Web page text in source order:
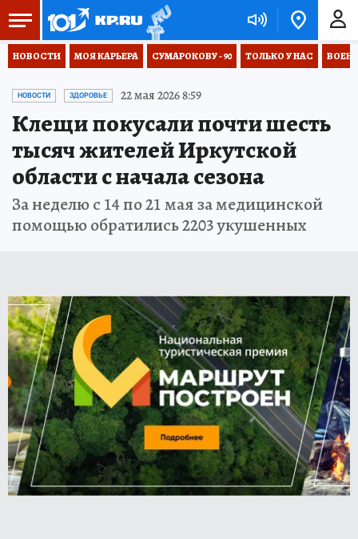
НОВОСТИ МОЯ КАРЬЕРА СУМАРОКОВУ - 90 ТОЛЬКО У НАС
НОВОСТИ ЗДОРОВЬЕ 22 мая 2026 8:59
Клещи покусали почти шесть
тысяч жителей Иркутской
области с начала сезона
За неделю с 14 по 21 мая за медицинской
помощью обратились 2203 укушенных